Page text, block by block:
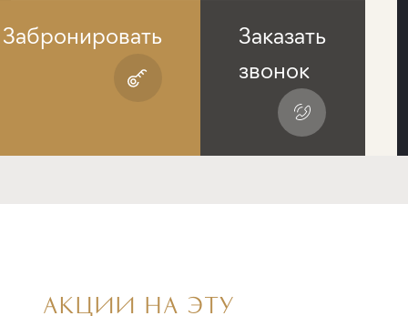
Забронировать
Заказать
звонок
АКЦИИ НА ЭТУ